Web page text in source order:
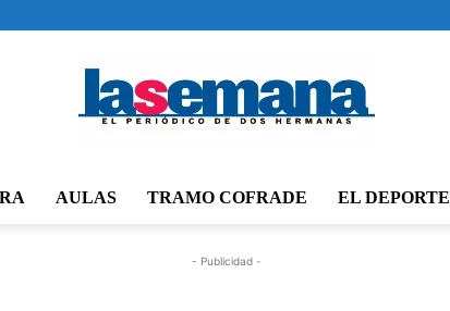
AULAS TRAMO COFRADE EL DEPORTE
- Publicidad -